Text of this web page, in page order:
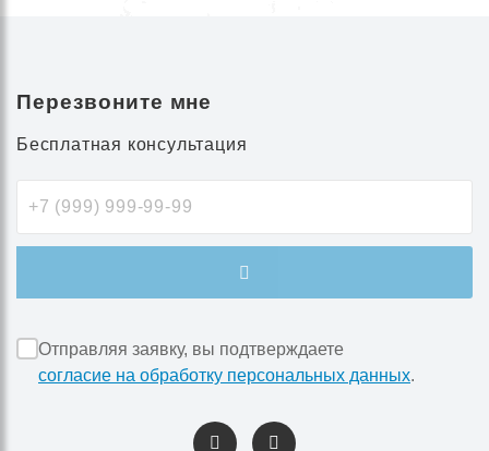
Перезвоните мне
Бесплатная консультация
Отправляя заявку, вы подтверждаете
согласие на обработку персональных данных.